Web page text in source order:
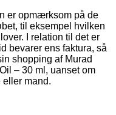
er opmærksom på de
til eksempel hvilken
I relation til det er
bevarer ens faktura, så
shopping af Murad
– 30 ml, uanset om
mand.